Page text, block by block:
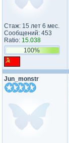
Стаж: 15 лет 6 мес.
Сообщений: 453
Ratio: 15.038
100%
Jun_monstr